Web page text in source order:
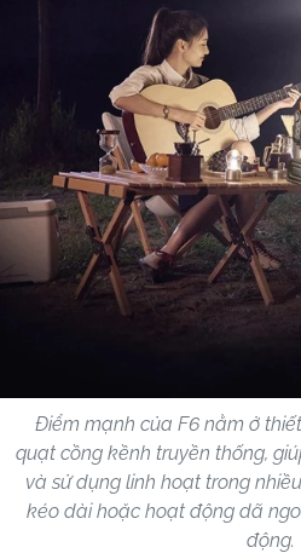
Điểm mạnh của F6 nằm ở
quạt cồng kềnh truyền thống,
và sử dụng linh hoạt trong
kéo dài hoặc hoạt động dã
động.